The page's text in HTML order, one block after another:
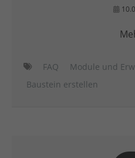
FAQ Module und
Baustein erstellen